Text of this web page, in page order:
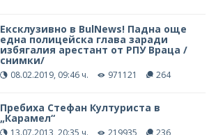
Ексклузивно в BulNews! Падна още
една полицейска глава заради
избягалия арестант от РПУ Враца /
снимки/
08.02.2019, 09:46 ч. 971121 264
Пребиха Стефан Културиста в
„Карамел“
13.07.2013, 20:35 ч. 219935 236